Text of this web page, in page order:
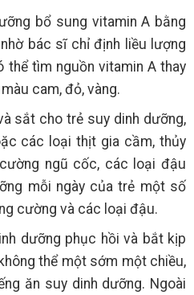
bổ sung vitamin A bằng
bác sĩ chỉ định liều lượng
thể tìm nguồn vitamin A thay
cam, đỏ, vàng.
sắt cho trẻ suy dinh dưỡng,
các loại thịt gia cầm, thủy
ngũ cốc, các loại đậu
mỗi ngày của trẻ một số
cường và các loại đậu.
dưỡng phục hồi và bắt kịp
thể một sớm một chiều,
ăn suy dinh dưỡng. Ngoài